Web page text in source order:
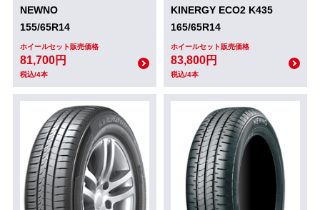
NEWNO
155/65R14
ホイールセット販売価格
81,700円
税込/4本
KINERGY ECO2 K435
165/65R14
ホイールセット販売価格
83,800円
税込/4本